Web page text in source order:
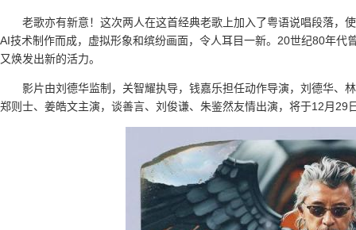
老歌亦有新意！这次两人在这首经典老歌上加入了粤语说唱段落，
AI技术制作而成，虚拟形象和缤纷画面，令人耳目一新。20世纪80年
又焕发出新的活力。
影片由刘德华监制，关智耀执导，钱嘉乐担任动作导演，刘德华、
郑则士、姜皓文主演，谈善言、刘俊谦、朱鉴然友情出演，将于12月29